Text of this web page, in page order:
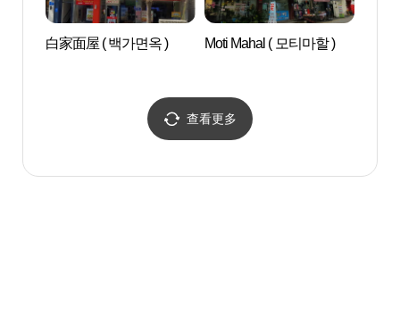
白家面屋 ( 백가면옥 ) Moti Mahal ( 모티마할 )
查看更多